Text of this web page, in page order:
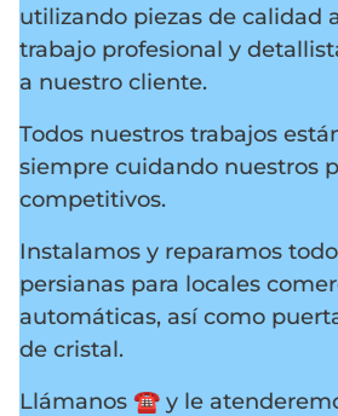
utilizando piezas de calidad
trabajo profesional y
a nuestro cliente.
Todos nuestros trabajos
siempre cuidando nuestros
competitivos.
Instalamos y reparamos
persianas para locales
automáticas, así como
de cristal.
Llámanos ☎️ y le